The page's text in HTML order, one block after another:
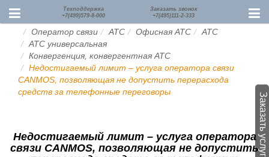
Заказать услугу
Техподдержка
+7(499)579-8-000
Заказать звонок
+7(495)111-2-333
Оператор связи АТС Офисная АТС
АТС
АТС универсальная
Конвергенция, конвергентная АТС
Недостигаемый лимит – услуга оператора связи
CANMOS, позволяющая не допустить перерасхода
средств за телефонные переговоры
Недостигаемый лимит – услуга оператора
связи CANMOS, позволяющая не допустить